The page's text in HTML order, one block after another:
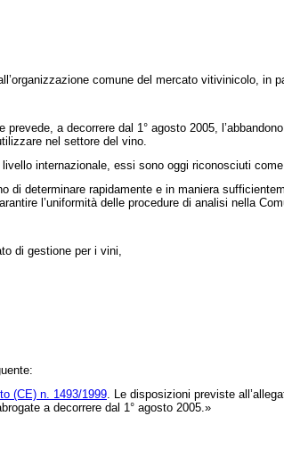
comune del mercato vitivinicolo, in
prevede, a decorrere dal 1° agosto 2005,
nel settore del vino.
internazionale, essi sono oggi riconosciuti
determinare rapidamente e in maniera
l’uniformità delle procedure di analisi nella
di gestione per i vini,
(CE) n. 1493/1999. Le disposizioni previste
a decorrere dal 1° agosto 2005.»